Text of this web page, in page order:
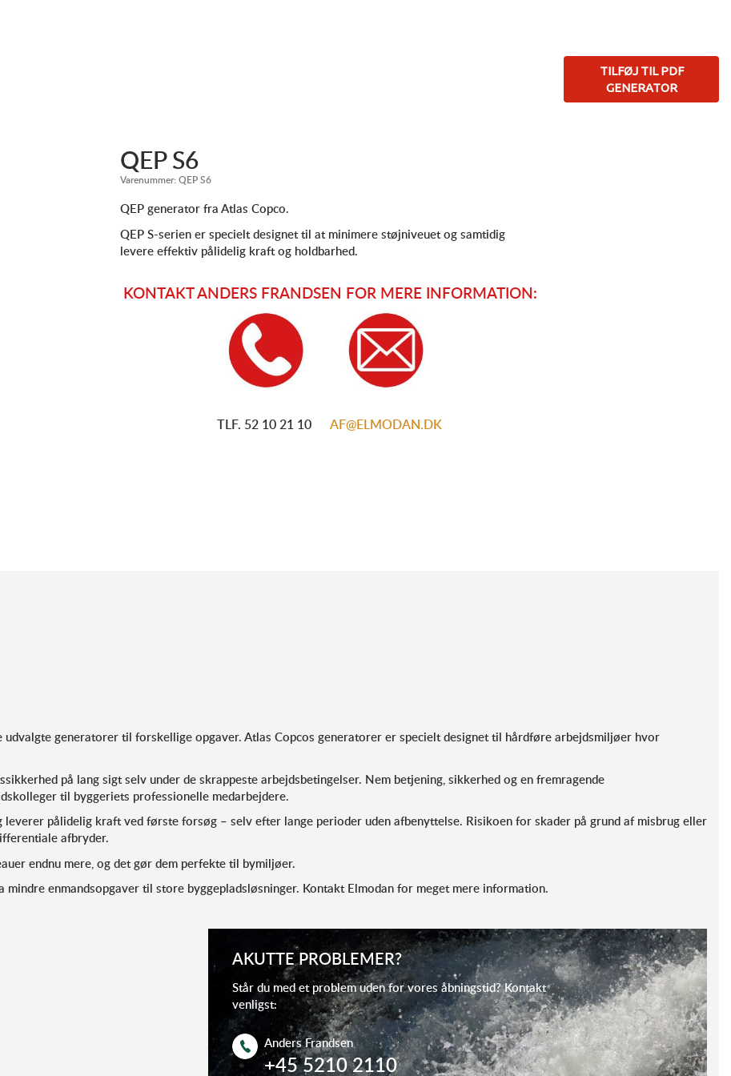
QEP S6
Varenummer:QEP S6
QEP generator fra Atlas Copco.
QEP S-serien er specielt designet til at minimere støjniveuet og samtidig
levere effektiv pålidelig kraft og holdbarhed.
KONTAKT ANDERS FRANDSEN FOR MERE INFORMATION:
TLF. 52 10 21 10 AF@ELMODAN.DK
TILFØJ TIL PDF
GENERATOR
generatorer til forskellige opgaver. Atlas Copcos generatorer er specielt designet til hårdføre arbejdsmiljøer hvor
på lang sigt selv under de skrappeste arbejdsbetingelser. Nem betjening, sikkerhed og en fremragende
til byggeriets professionelle medarbejdere.
pålidelig kraft ved første forsøg – selv efter lange perioder uden afbenyttelse. Risikoen for skader på grund af misbrug eller
afbryder.
endnu mere, og det gør dem perfekte til bymiljøer.
enmandsopgaver til store byggepladsløsninger. Kontakt Elmodan for meget mere information.
AKUTTE PROBLEMER?
Står du med et problem uden for vores åbningstid? Kontakt
venligst:
Anders Frandsen
+45 5210 2110